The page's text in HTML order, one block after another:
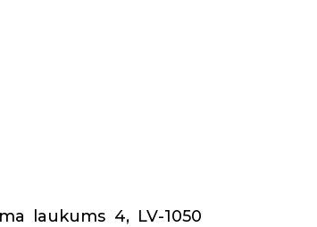
laukums 4, LV-1050